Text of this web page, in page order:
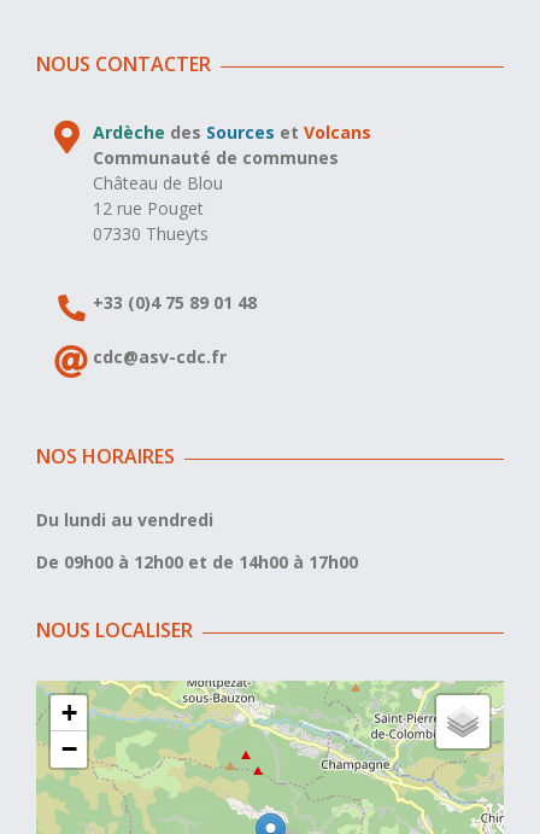
NOUS CONTACTER
Ardèche des Sources etVolcans
Communauté de communes
Château de Blou
12 rue Pouget
07330 Thueyts
+33 (0)4 75 89 01 48
cdc@asv-cdc.fr
NOS HORAIRES
Du lundi au vendredi
De 09h00 à 12h00 et de 14h00 à 17h00
NOUS LOCALISER
+
−